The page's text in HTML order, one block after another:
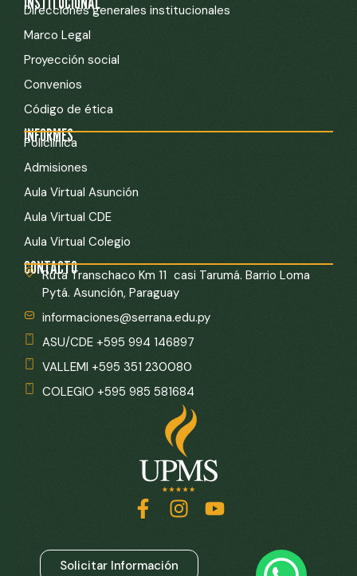
Direcciones generales institucionales
Marco Legal
Proyección social
Convenios
Código de ética
INFORMES
Policlínica
Admisiones
Aula Virtual Asunción
Aula Virtual CDE
Aula Virtual Colegio
CONTACTO
Ruta Transchaco Km 11 casi Tarumá. Barrio Loma
Pytá. Asunción, Paraguay
informaciones@serrana.edu.py
ASU/CDE +595 994 146897
VALLEMI +595 351 230080
COLEGIO +595 985 581684
Solicitar Información